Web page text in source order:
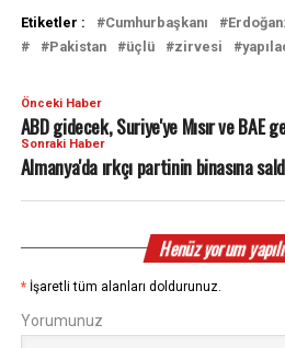
Etiketler : Cumhurbaşkanı Erdoğan:
Pakistan
üçlü zirvesi
Önceki Haber
ABD gidecek, Suriye'ye Mısır ve BAE
Sonraki Haber
Almanya'da ırkçı partinin binasına
Henüz yorum
* İşaretli tüm alanları doldurunuz.
Yorumunuz